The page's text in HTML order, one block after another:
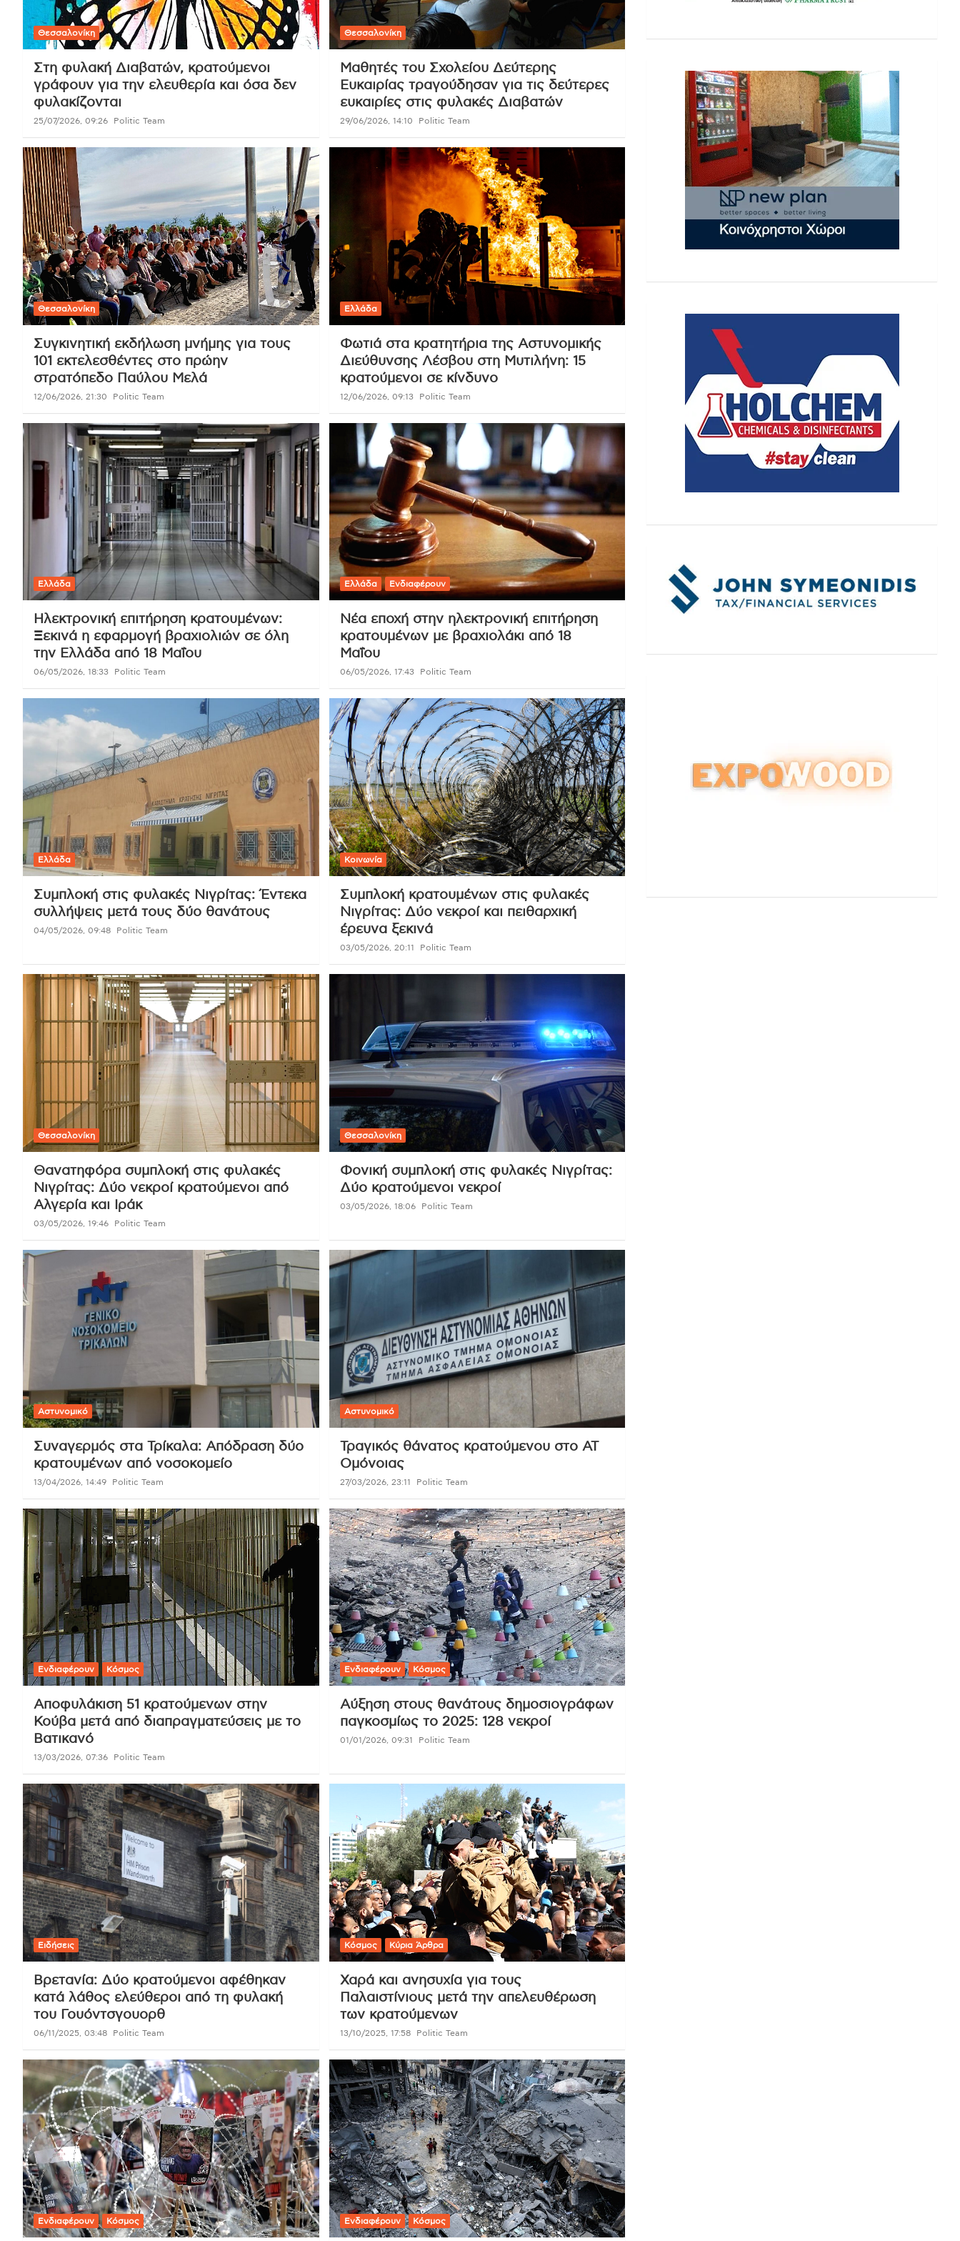
Θεσσαλονίκη
Στη φυλακή Διαβατών, κρατούμενοι
γράφουν για την ελευθερία και όσα δεν
φυλακίζονται
25/07/2026, 09:26 Politic Team
Θεσσαλονίκη
Μαθητές του Σχολείου Δεύτερης
Ευκαιρίας τραγούδησαν για τις δεύτερες
ευκαιρίες στις φυλακές Διαβατών
29/06/2026, 14:10 Politic Team
Θεσσαλονίκη
Συγκινητική εκδήλωση μνήμης για τους
101 εκτελεσθέντες στο πρώην
στρατόπεδο Παύλου Μελά
12/06/2026, 21:30 Politic Team
Ελλάδα
Φωτιά στα κρατητήρια της Αστυνομικής
Διεύθυνσης Λέσβου στη Μυτιλήνη: 15
κρατούμενοι σε κίνδυνο
12/06/2026, 09:13 Politic Team
Ελλάδα
Ηλεκτρονική επιτήρηση κρατουμένων:
Ξεκινά η εφαρμογή βραχιολιών σε όλη
την Ελλάδα από 18 Μαΐου
06/05/2026, 18:33 Politic Team
Ελλάδα Ενδιαφέρουν
Νέα εποχή στην ηλεκτρονική επιτήρηση
κρατουμένων με βραχιολάκι από 18
Μαΐου
06/05/2026, 17:43 Politic Team
Ελλάδα
Συμπλοκή στις φυλακές Νιγρίτας: Έντεκα
συλλήψεις μετά τους δύο θανάτους
04/05/2026, 09:48 Politic Team
Κοινωνία
Συμπλοκή κρατουμένων στις φυλακές
Νιγρίτας: Δύο νεκροί και πειθαρχική
έρευνα ξεκινά
03/05/2026, 20:11 Politic Team
Θεσσαλονίκη
Θανατηφόρα συμπλοκή στις φυλακές
Νιγρίτας: Δύο νεκροί κρατούμενοι από
Αλγερία και Ιράκ
03/05/2026, 19:46 Politic Team
Θεσσαλονίκη
Φονική συμπλοκή στις φυλακές Νιγρίτας:
Δύο κρατούμενοι νεκροί
03/05/2026, 18:06 Politic Team
Αστυνομικό
Συναγερμός στα Τρίκαλα: Απόδραση δύο
κρατουμένων από νοσοκομείο
13/04/2026, 14:49 Politic Team
Αστυνομικό
Τραγικός θάνατος κρατούμενου στο ΑΤ
Ομόνοιας
27/03/2026, 23:11 Politic Team
Ενδιαφέρουν Κόσμος
Αποφυλάκιση 51 κρατούμενων στην
Κούβα μετά από διαπραγματεύσεις με το
Βατικανό
13/03/2026, 07:36 Politic Team
Ενδιαφέρουν Κόσμος
Αύξηση στους θανάτους δημοσιογράφων
παγκοσμίως το 2025: 128 νεκροί
01/01/2026, 09:31 Politic Team
Ειδήσεις
Βρετανία: Δύο κρατούμενοι αφέθηκαν
κατά λάθος ελεύθεροι από τη φυλακή
του Γουόντσγουορθ
06/11/2025, 03:48 Politic Team
Κόσμος Κύρια Άρθρα
Χαρά και ανησυχία για τους
Παλαιστίνιους μετά την απελευθέρωση
των κρατούμενων
13/10/2025, 17:58 Politic Team
Ενδιαφέρουν Κόσμος Ενδιαφέρουν Κόσμος